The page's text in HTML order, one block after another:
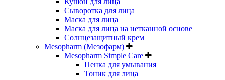
Сыворотка для лица
Маска для лица
Маска для лица на нетканной основе
Солнцезащитный крем
Mesopharm (Мезофарм)
Mesopharm Simple Care
Пенка для умывания
Тоник для лица